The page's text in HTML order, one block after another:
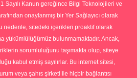
Sayılı Kanun gereğince Bilgi Teknolojileri ve
onaylanmış bir Yer Sağlayıcı olarak
nedenle, sitedeki içerikleri proaktif olarak
yükümlülüğümüz bulunmamaktadır. Ancak,
sorumluluğunu taşımakta olup, siteye
kabul etmiş sayılırlar. Bu internet sitesi,
veya şahıs şirketi ile hiçbir bağlantısı